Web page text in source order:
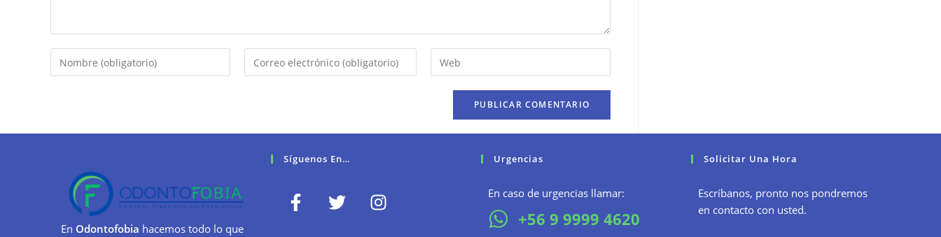
En Odontofobia hacemos todo lo que
Síguenos En… Urgencias
En caso de urgencias llamar:
+56 9 9999 4620
Solicitar Una Hora
Escríbanos, pronto nos pondremos
en contacto con usted.